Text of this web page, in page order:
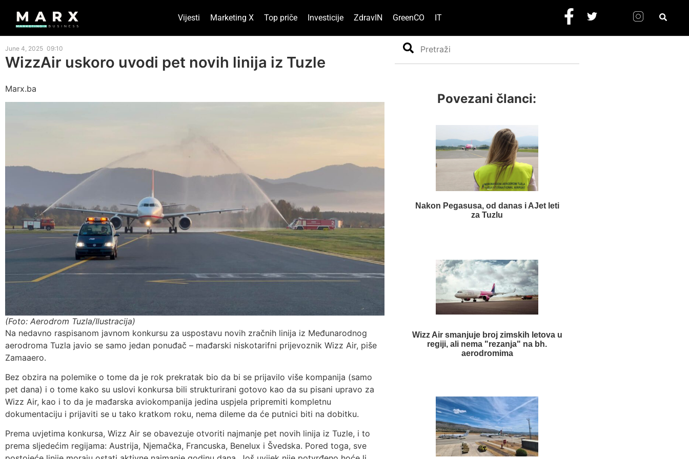
Vijesti Marketing X Top priče Investicije ZdravIN GreenCO IT
June 4, 2025 09:10
WizzAir uskoro uvodi pet novih linija iz Tuzle
Marx.ba
(Foto: Aerodrom Tuzla/Ilustracija)
Na nedavno raspisanom javnom konkursu za uspostavu novih zračnih linija iz Međunarodnog
aerodroma Tuzla javio se samo jedan ponuđač – mađarski niskotarifni prijevoznik Wizz Air, piše
Zamaaero.
Bez obzira na polemike o tome da je rok prekratak bio da bi se prijavilo više kompanija (samo
pet dana) i o tome kako su uslovi konkursa bili strukturirani gotovo kao da su pisani upravo za
Wizz Air, kao i to da je mađarska aviokompanija jedina uspjela pripremiti kompletnu
dokumentaciju i prijaviti se u tako kratkom roku, nema dileme da će putnici biti na dobitku.
Prema uvjetima konkursa, Wizz Air se obavezuje otvoriti najmanje pet novih linija iz Tuzle, i to
prema sljedećim regijama: Austrija, Njemačka, Francuska, Benelux i Švedska. Pored toga, sve
Search
Povezani članci:
Nakon Pegasusa, od danas i AJet leti
za Tuzlu
Wizz Air smanjuje broj zimskih letova u
regiji, ali nema "rezanja" na bh.
aerodromima